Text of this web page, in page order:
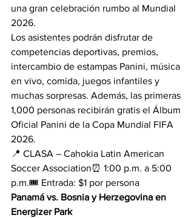
una gran celebración rumbo al Mundial
2026.
Los asistentes podrán disfrutar de
competencias deportivas, premios,
intercambio de estampas Panini, música
en vivo, comida, juegos infantiles y
muchas sorpresas. Además, las primeras
1,000 personas recibirán gratis el Álbum
Oficial Panini de la Copa Mundial FIFA
2026.
📍 CLASA – Cahokia Latin American
Soccer Association⏰ 1:00 p.m. a 5:00
p.m.🎟️ Entrada: $1 por persona
Panamá vs. Bosnia y Herzegovina en
Energizer Park